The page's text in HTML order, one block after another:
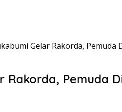
Gelar Rakorda,
Rakorda, Pemuda